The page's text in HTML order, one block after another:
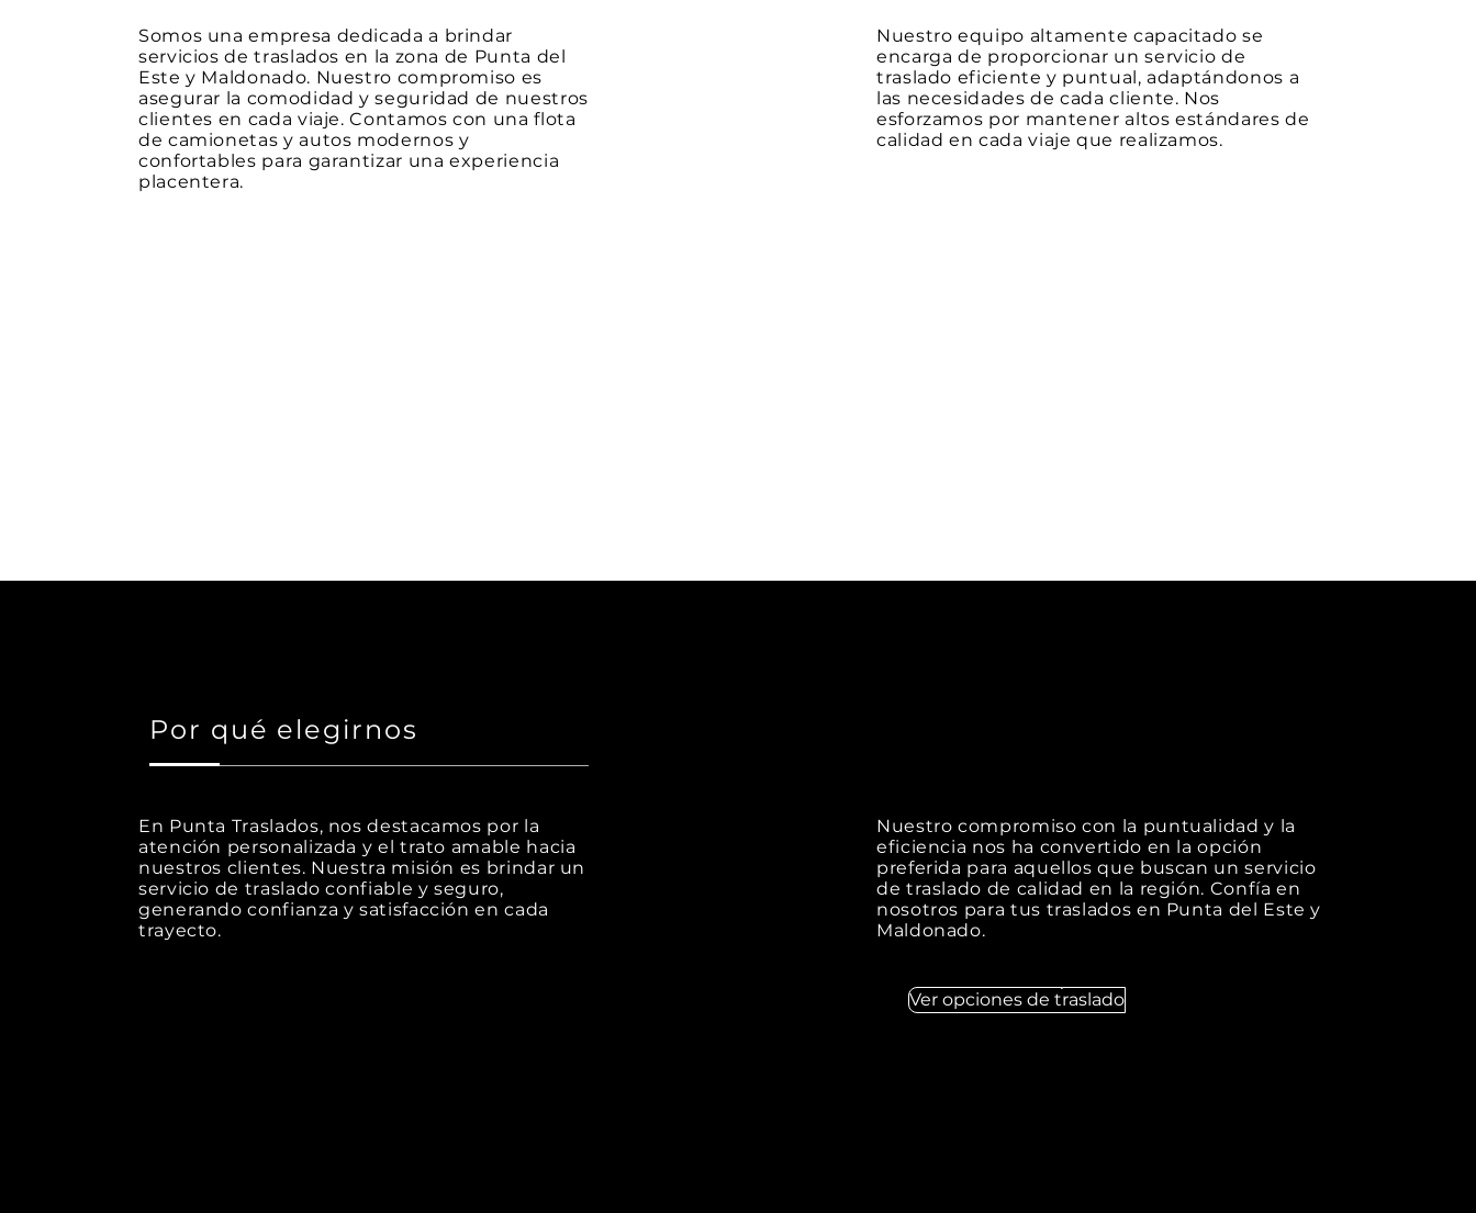
Somos una empresa dedicada a brindar
servicios de traslados en la zona de Punta del
Este y Maldonado. Nuestro compromiso es
asegurar la comodidad y seguridad de nuestros
clientes en cada viaje. Contamos con una flota
de camionetas y autos modernos y
confortables para garantizar una experiencia
placentera.
Nuestro equipo altamente capacitado se
encarga de proporcionar un servicio de
traslado eficiente y puntual, adaptándonos a
las necesidades de cada cliente. Nos
esforzamos por mantener altos estándares de
calidad en cada viaje que realizamos.
Por qué elegirnos
En Punta Traslados, nos destacamos por la
atención personalizada y el trato amable hacia
nuestros clientes. Nuestra misión es brindar un
servicio de traslado confiable y seguro,
generando confianza y satisfacción en cada
trayecto.
Nuestro compromiso con la puntualidad y la
eficiencia nos ha convertido en la opción
preferida para aquellos que buscan un servicio
de traslado de calidad en la región. Confía en
nosotros para tus traslados en Punta del Este y
Maldonado.
Ver opciones de traslado